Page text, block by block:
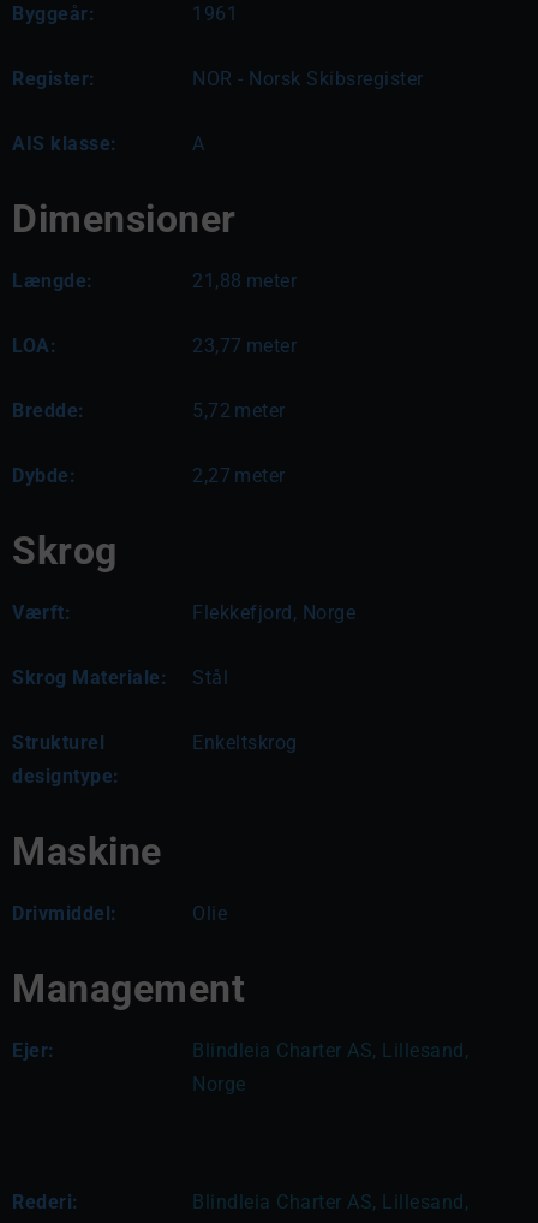
Byggeår: 1961
Register: NOR - Norsk Skibsregister
AIS klasse: A
Dimensioner
Længde: 21,88 meter
LOA: 23,77 meter
Bredde: 5,72 meter
Dybde: 2,27 meter
Skrog
Værft: Flekkefjord, Norge
Skrog Materiale: Stål
Strukturel
designtype:
Enkeltskrog
Maskine
Drivmiddel: Olie
Management
Ejer:
Blindleia Charter AS, Lillesand,
Norge
Rederi: Blindleia Charter AS, Lillesand,